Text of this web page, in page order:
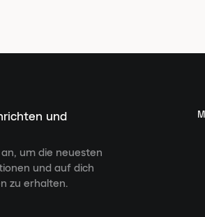
und
um die neuesten
und auf dich
zu erhalten.